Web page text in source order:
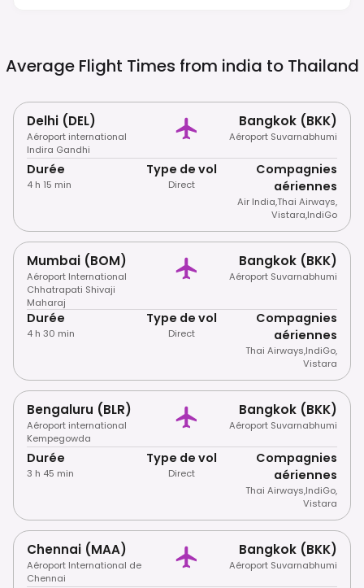
Average Flight Times from india to Thailand
Delhi (DEL)
Aéroport international
Indira Gandhi
Bangkok (BKK)
Aéroport Suvarnabhumi
Durée
4 h 15 min
Type de vol
Direct
Compagnies
aériennes
Air India,Thai Airways,
Vistara,IndiGo
Mumbai (BOM)
Aéroport International
Chhatrapati Shivaji
Maharaj
Bangkok (BKK)
Aéroport Suvarnabhumi
Durée
4 h 30 min
Type de vol
Direct
Compagnies
aériennes
Thai Airways,IndiGo,
Vistara
Bengaluru (BLR)
Aéroport international
Kempegowda
Bangkok (BKK)
Aéroport Suvarnabhumi
Durée
3 h 45 min
Type de vol
Direct
Compagnies
aériennes
Thai Airways,IndiGo,
Vistara
Chennai (MAA)
Aéroport International de
Chennai
Bangkok (BKK)
Aéroport Suvarnabhumi